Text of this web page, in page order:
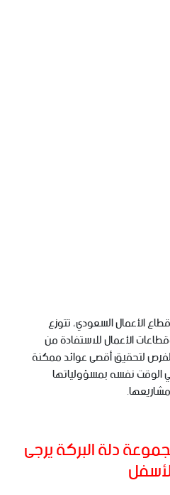
الأعمال السعودي، تتوزع
الأعمال للاستفادة من
لتحقيق أقصى عوائد ممكنة
الوقت نفسه بمسؤولياتها
دلة البركة يرجى